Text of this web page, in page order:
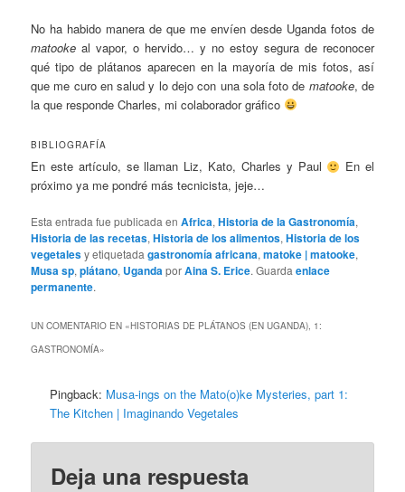
No ha habido manera de que me envíen desde Uganda fotos de
matooke al vapor, o hervido… y no estoy segura de reconocer
qué tipo de plátanos aparecen en la mayoría de mis fotos, así
que me curo en salud y lo dejo con una sola foto de matooke, de
la que responde Charles, mi colaborador gráfico
BIBLIOGRAFÍA
En este artículo, se llaman Liz, Kato, Charles y Paul
En el
próximo ya me pondré más tecnicista, jeje…
Esta entrada fue publicada enAfrica,Historia de la Gastronomía,
Historia de las recetas,Historia de los alimentos,Historia de los
vegetalesy etiquetadagastronomía africana,matoke | matooke,
Musa sp,plátano, UgandaporAina S. Erice. Guardaenlace
permanente.
UN COMENTARIO EN «HISTORIAS DE PLÁTANOS (EN UGANDA), 1:
GASTRONOMÍA»
Pingback: Musa-ings on the Mato(o)ke Mysteries, part 1:
The Kitchen | Imaginando Vegetales
Deja una respuesta